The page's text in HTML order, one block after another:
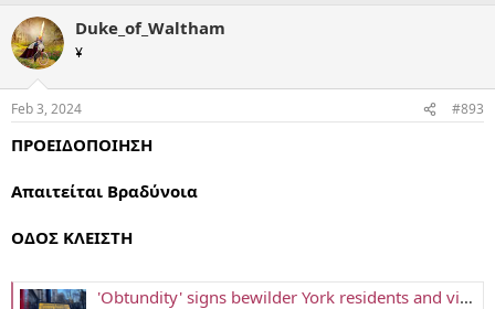
c
t
i
s
Duke_of_Waltham
¥
Feb 3, 2024 #893
ΠΡΟΕΙΔΟΠΟΙΗΣΗ
Απαιτείται Βραδύνοια
ΟΔΟΣ ΚΛΕΙΣΤΗ
'Obtundity' signs bewilder York residents and visitors